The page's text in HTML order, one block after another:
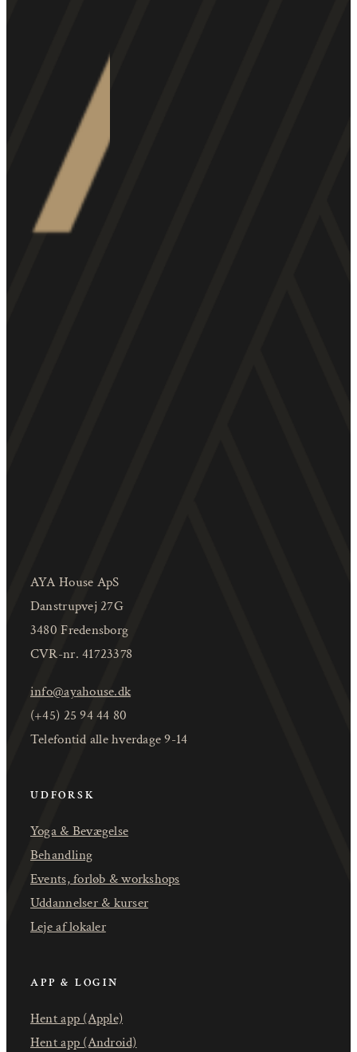
AYA House ApS
Danstrupvej 27G
3480 Fredensborg
CVR-nr. 41723378
info@ayahouse.dk
(+45) 25 94 44 80
Telefontid alle hverdage 9-14
UDFORSK
Yoga & Bevægelse
Behandling
Events, forløb & workshops
Uddannelser & kurser
Leje af lokaler
APP & LOGIN
Hent app (Apple)
Hent app (Android)